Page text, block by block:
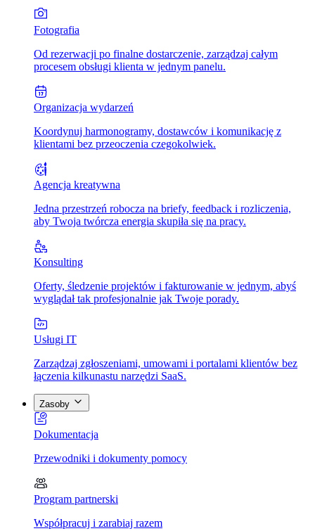
Fotografia
Od rezerwacji po finalne dostarczenie, zarządzaj całym
procesem obsługi klienta w jednym panelu.
Organizacja wydarzeń
Koordynuj harmonogramy, dostawców i komunikację z
klientami bez przeoczenia czegokolwiek.
Agencja kreatywna
Jedna przestrzeń robocza na briefy, feedback i rozliczenia,
aby Twoja twórcza energia skupiła się na pracy.
Konsulting
Oferty, śledzenie projektów i fakturowanie w jednym, abyś
wyglądał tak profesjonalnie jak Twoje porady.
Usługi IT
Zarządzaj zgłoszeniami, umowami i portalami klientów bez
łączenia kilkunastu narzędzi SaaS.
Zasoby
Dokumentacja
Przewodniki i dokumenty pomocy
Program partnerski
Współpracuj i zarabiaj razem